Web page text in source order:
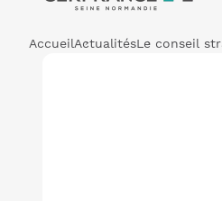
AccueilActualitésLe conseil